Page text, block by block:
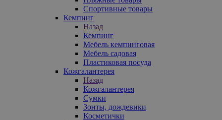
Спортивные товары
Кемпинг
Назад
Кемпинг
Мебель кемпинговая
Мебель садовая
Пластиковая посуда
Кожгалантерея
Назад
Кожгалантерея
Сумки
Зонты, дождевики
Косметички